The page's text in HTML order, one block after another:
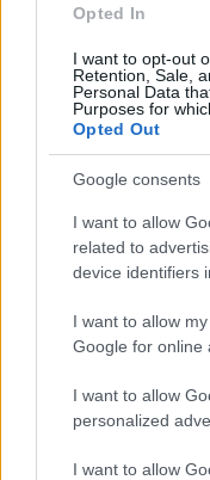
Opted In
I want to opt-out
Retention, Sale,
Personal Data
Purposes for
Opted Out
Google consents
I want to allow
related to
device identifiers
I want to allow
Google for online
I want to allow
personalized
I want to allow
PIÙ LETTI
Chouchaa: chi è
A quanto
Lazio e Milan:
Union Berlino-
estiva in diretta
Chi è Sara